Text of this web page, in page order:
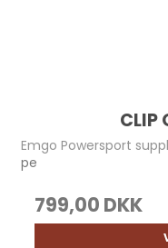
CLIP
Emgo Powersport
pe
799,00 DKK